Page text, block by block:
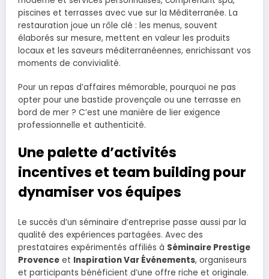
piscines et terrasses avec vue sur la Méditerranée. La
restauration joue un rôle clé : les menus, souvent
élaborés sur mesure, mettent en valeur les produits
locaux et les saveurs méditerranéennes, enrichissant vos
moments de convivialité.
Pour un repas d’affaires mémorable, pourquoi ne pas
opter pour une bastide provençale ou une terrasse en
bord de mer ? C’est une manière de lier exigence
professionnelle et authenticité.
Une palette d’activités
incentives et team building pour
dynamiser vos équipes
Le succès d’un séminaire d’entreprise passe aussi par la
qualité des expériences partagées. Avec des
prestataires expérimentés affiliés à Séminaire Prestige
Provence et Inspiration Var Événements, organiseurs
et participants bénéficient d’une offre riche et originale.